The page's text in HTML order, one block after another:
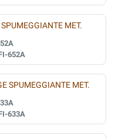
MET.
652A
SPUMEGGIANTE MET.
633A